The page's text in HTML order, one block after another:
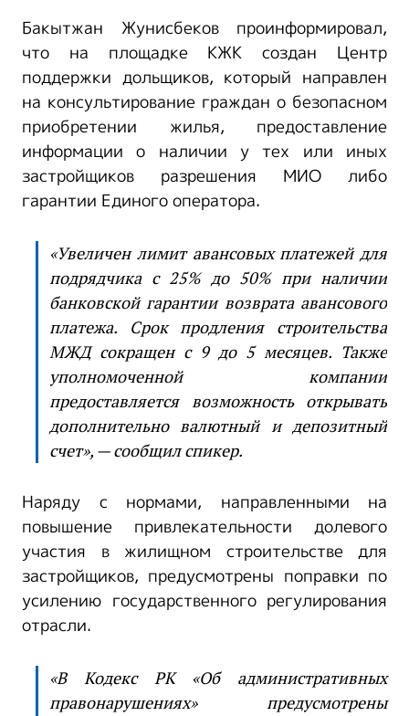
Бакытжан Жунисбеков проинформировал,
что на площадке КЖК создан Центр
поддержки дольщиков, который направлен
на консультирование граждан о безопасном
приобретении жилья, предоставление
информации о наличии у тех или иных
застройщиков разрешения МИО либо
гарантии Единого оператора.
«Увеличен лимит авансовых платежей для
подрядчика с 25% до 50% при наличии
банковской гарантии возврата авансового
платежа. Срок продления строительства
МЖД сокращен с 9 до 5 месяцев. Также
уполномоченной компании
предоставляется возможность открывать
дополнительно валютный и депозитный
счет», — сообщил спикер.
Наряду с нормами, направленными на
повышение привлекательности долевого
участия в жилищном строительстве для
застройщиков, предусмотрены поправки по
усилению государственного регулирования
отрасли.
«В Кодекс РК «Об административных
правонарушениях» предусмотрены